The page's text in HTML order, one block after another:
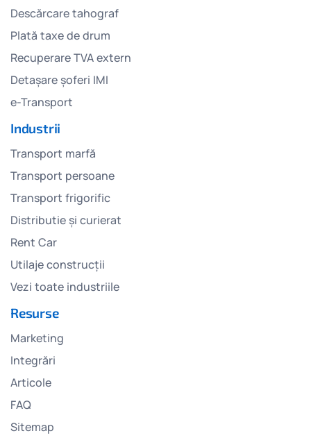
Descărcare tahograf
Plată taxe de drum
Recuperare TVA extern
Detașare șoferi IMI
e-Transport
Industrii
Transport marfă
Transport persoane
Transport frigorific
Distributie și curierat
Rent Car
Utilaje construcții
Vezi toate industriile
Resurse
Marketing
Integrări
Articole
FAQ
Sitemap